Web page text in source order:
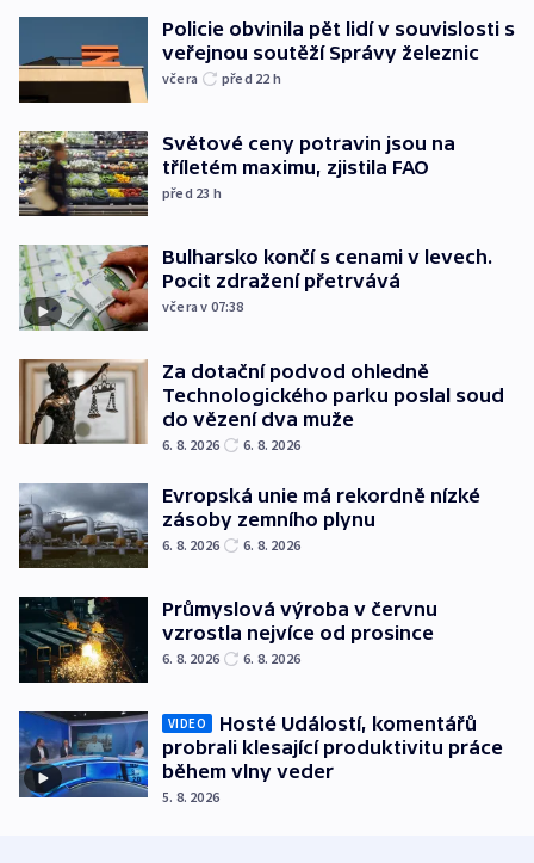
Policie obvinila pět lidí v souvislosti s
veřejnou soutěží Správy železnic
včera před 22 h
Světové ceny potravin jsou na
tříletém maximu, zjistila FAO
před 23 h
Bulharsko končí s cenami v levech.
Pocit zdražení přetrvává
včera v 07:38
Za dotační podvod ohledně
Technologického parku poslal soud
do vězení dva muže
6. 8. 2026 6. 8. 2026
Evropská unie má rekordně nízké
zásoby zemního plynu
6. 8. 2026 6. 8. 2026
Průmyslová výroba v červnu
vzrostla nejvíce od prosince
6. 8. 2026 6. 8. 2026
VIDEO
Hosté Událostí, komentářů
probrali klesající produktivitu práce
během vlny veder
5. 8. 2026